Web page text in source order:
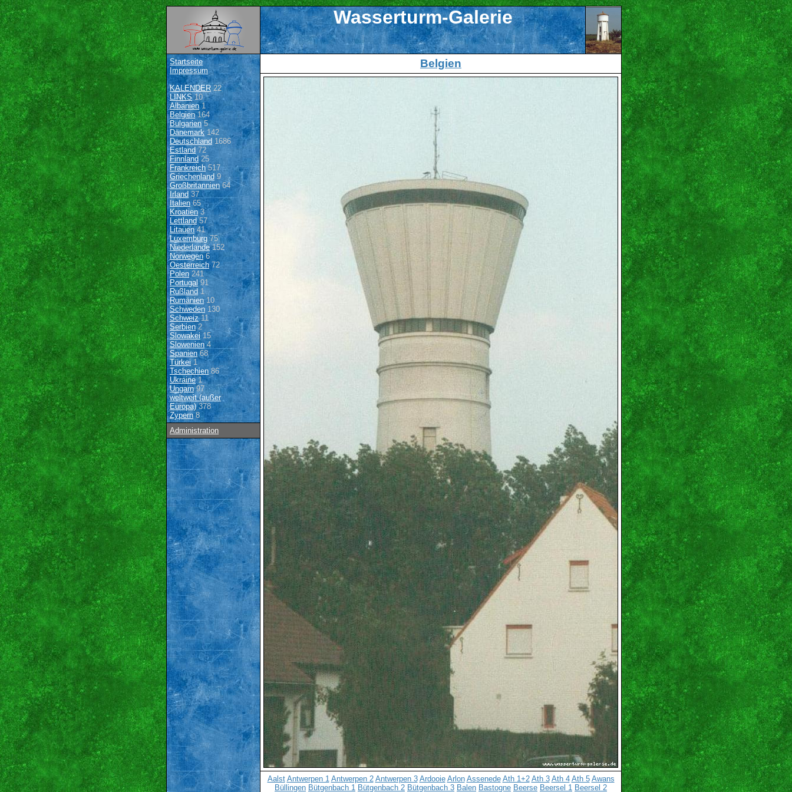
Wasserturm-Galerie
Startseite
Impressum
KALENDER22
LINKS10
Albanien1
Belgien164
Bulgarien 5
Dänemark142
Deutschland 1686
Estland 72
Finnland 25
Frankreich517
Griechenland9
Großbritannien64
Irland 37
Italien65
Kroatien3
Lettland57
Litauen41
Luxemburg 75
Niederlande152
Norwegen6
Oesterreich72
Polen 241
Portugal91
Rußland 1
Rumänien10
Schweden 130
Schweiz11
Serbien2
Slowakei15
Slowenien4
Spanien68
Türkei1
Tschechien 86
Ukraine1
Ungarn97
weltweit (außer
Europa)378
Zypern8
Administration
Belgien
Aalst Antwerpen 1 Antwerpen 2 Antwerpen 3 Ardooie Arlon Assenede Ath 1+2 Ath 3 Ath 4 Ath 5 Awans
Büllingen Bütgenbach 1 Bütgenbach 2 Bütgenbach 3 Balen Bastogne Beerse Beersel 1 Beersel 2